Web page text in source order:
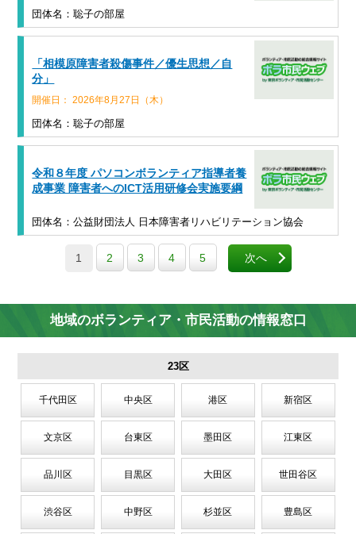
団体名：聡子の部屋
「相模原障害者殺傷事件／優生思想／自
分」
開催日： 2026年8月27日（木）
団体名：聡子の部屋
令和８年度 パソコンボランティア指導者養
成事業 障害者へのICT活用研修会実施要綱
団体名：公益財団法人 日本障害者リハビリテーション協会
1 2 3 4 5 次へ
地域のボランティア・市民活動の情報窓口
23区
千代田区 中央区 港区 新宿区
文京区 台東区 墨田区 江東区
品川区 目黒区 大田区 世田谷区
渋谷区 中野区 杉並区 豊島区